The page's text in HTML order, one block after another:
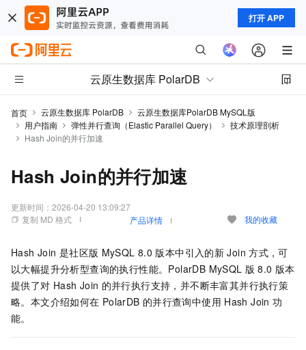
打开 APP
云原生数据库 PolarDB
首页 云原生数据库 PolarDB
云原生数据库PolarDB MySQL版
用户指南
弹性并行查询（Elastic Parallel Query）
技术原理剖析
Hash Join的并行加速
Hash Join的并行加速
更新时间： 2026-04-20 13:09:27
复制 MD 格式
产品详情 我的收藏
Hash Join 是社区版 MySQL 8.0 版本中引入的新 Join 方式，可
以大幅提升分析型查询的执行性能。 PolarDB MySQL 版 8.0 版本
提供了对 Hash Join 的并行执行支持，并不断丰富其并行执行策
略。本文介绍如何在 PolarDB 的并行查询中使用 Hash Join 功
能。